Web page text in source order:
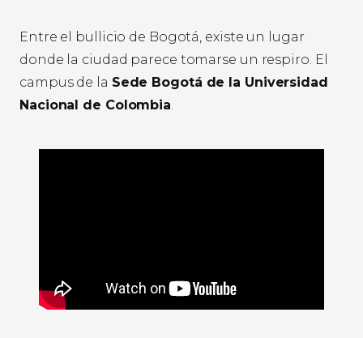
Entre el bullicio de Bogotá, existe un lugar
donde la ciudad parece tomarse un respiro. El
campus de la Sede Bogotá de la Universidad
Nacional de Colombia.